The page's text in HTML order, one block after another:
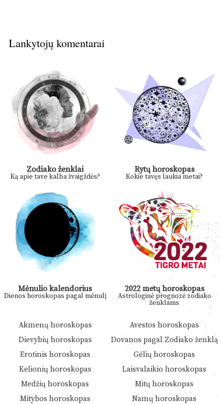
Lankytojų komentarai
Zodiako ženklai
Ką apie tave kalba žvaigždės?
Rytų horoskopas
Kokie tavęs laukia metai?
Mėnulio kalendorius
Dienos horoskopas pagal mėnulį
2022 metų horoskopas
Astrologinė prognozė zodiako
ženklams
Akmenų horoskopas
Avestos horoskopas
Dievybių horoskopas
Dovanos pagal Zodiako ženklą
Erotinis horoskopas
Gėlių horoskopas
Kelionių horoskopas
Laisvalaikio horoskopas
Medžių horoskopas
Mitų horoskopas
Mitybos horoskopas
Namų horoskopas